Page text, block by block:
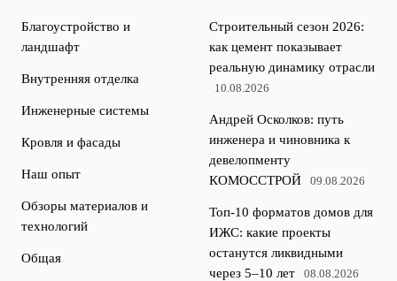
Благоустройство и
ландшафт
Внутренняя отделка
Инженерные системы
Кровля и фасады
Наш опыт
Обзоры материалов и
технологий
Общая
Строительный сезон 2026:
как цемент показывает
реальную динамику отрасли
10.08.2026
Андрей Осколков: путь
инженера и чиновника к
девелопменту
КОМОССТРОЙ
09.08.2026
Топ-10 форматов домов для
ИЖС: какие проекты
останутся ликвидными
через 5–10 лет
08.08.2026